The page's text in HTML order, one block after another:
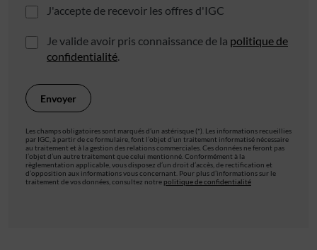
J'accepte de recevoir les offres d'IGC
Je valide avoir pris connaissance de la politique de
confidentialité.
Les champs obligatoires sont marqués d’un astérisque (*). Les informations recueillies
par IGC, à partir de ce formulaire, font l’objet d’un traitement informatisé nécessaire
au traitement et à la gestion des relations commerciales. Ces données ne feront pas
l’objet d’un autre traitement que celui mentionné. Conformément à la
règlementation applicable, vous disposez d’un droit d’accès, de rectification et
d’opposition aux informations vous concernant. Pour plus d’informations sur le
traitement de vos données, consultez notre politique de confidentialité